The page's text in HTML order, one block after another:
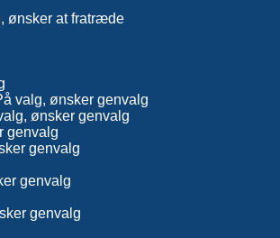
ønsker at fratræde
valg, ønsker genvalg
ønsker genvalg
genvalg
genvalg
genvalg
genvalg